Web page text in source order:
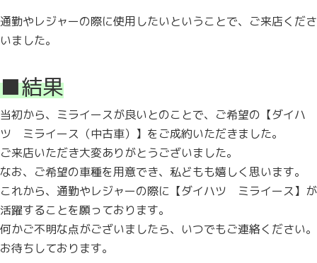
通勤やレジャーの際に使用したいということで、ご来店くださ
いました。
■結果
当初から、ミライースが良いとのことで、ご希望の【ダイハ
ツ ミライース（中古車）】をご成約いただきました。
ご来店いただき大変ありがとうございました。
なお、ご希望の車種を用意でき、私どもも嬉しく思います。
これから、通勤やレジャーの際に【ダイハツ ミライース】が
活躍することを願っております。
何かご不明な点がございましたら、いつでもご連絡ください。
お待ちしております。